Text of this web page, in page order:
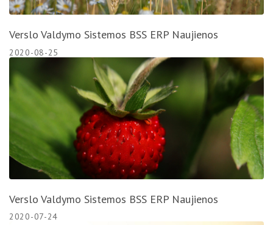
Verslo Valdymo Sistemos BSS ERP Naujienos
2020-08-25
Verslo Valdymo Sistemos BSS ERP Naujienos
2020-07-24